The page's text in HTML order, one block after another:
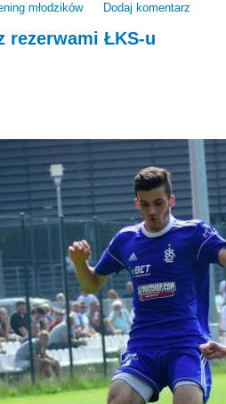
młodzików
Dodaj komentarz
rezerwami ŁKS-u